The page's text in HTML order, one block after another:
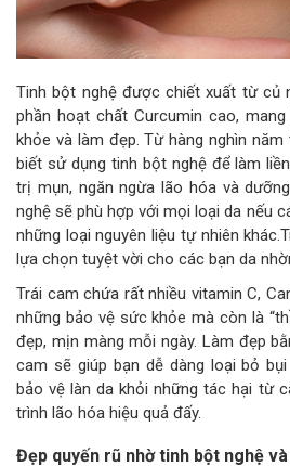
Tinh bột nghệ được chiết xuất từ củ
phần hoạt chất Curcumin cao,
khỏe và làm đẹp. Từ hàng nghìn
biết sử dụng tinh bột nghệ để làm
trị mụn, ngăn ngừa lão hóa và
nghệ sẽ phù hợp với mọi loại da nếu
những loại nguyên liệu tự nhiên
lựa chọn tuyệt vời cho các bạn da
Trái cam chứa rất nhiều vitamin C,
những bảo vệ sức khỏe mà còn là
đẹp, mịn màng mỗi ngày. Làm đẹp
cam sẽ giúp bạn dễ dàng loại bỏ
bảo vệ làn da khỏi những tác hại từ
trình lão hóa hiệu quả đấy.
Đẹp quyến rũ nhờ tinh bột nghệ